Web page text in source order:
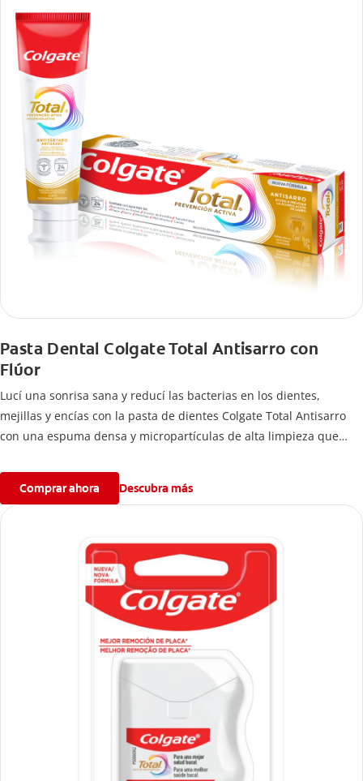
Pasta Dental Colgate Total Antisarro con
Flúor
Lucí una sonrisa sana y reducí las bacterias en los dientes,
mejillas y encías con la pasta de dientes Colgate Total Antisarro
con una espuma densa y micropartículas de alta limpieza que
Comprar ahora Descubra más